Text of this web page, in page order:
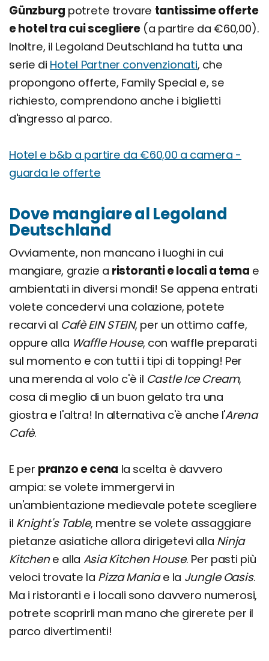
Günzburg potrete trovare tantissime offerte
e hotel tra cui scegliere (a partire da €60,00).
Inoltre, il Legoland Deutschland ha tutta una
serie di Hotel Partner convenzionati, che
propongono offerte, Family Special e, se
richiesto, comprendono anche i biglietti
d'ingresso al parco.
Hotel e b&b a partire da €60,00 a camera -
guarda le offerte
Dove mangiare al Legoland
Deutschland
Ovviamente, non mancano i luoghi in cui
mangiare, grazie a ristoranti e locali a tema e
ambientati in diversi mondi! Se appena entrati
volete concedervi una colazione, potete
recarvi al Cafè EIN STEIN, per un ottimo caffe,
oppure alla Waffle House, con waffle preparati
sul momento e con tutti i tipi di topping! Per
una merenda al volo c'è il Castle Ice Cream,
cosa di meglio di un buon gelato tra una
giostra e l'altra! In alternativa c'è anche l'Arena
Cafè.
E per pranzo e cena la scelta è davvero
ampia: se volete immergervi in
un'ambientazione medievale potete scegliere
il Knight's Table, mentre se volete assaggiare
pietanze asiatiche allora dirigetevi alla Ninja
Kitchene alla Asia Kitchen House. Per pasti più
veloci trovate la Pizza Maniae la Jungle Oasis.
Ma i ristoranti e i locali sono davvero numerosi,
potrete scoprirli man mano che girerete per il
parco divertimenti!